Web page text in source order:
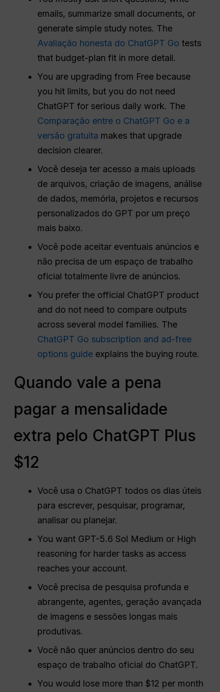
emails, summarize small documents, or
generate simple study notes. The
Avaliação honesta do ChatGPT Go tests
that budget-plan fit in more detail.
You are upgrading from Free because
you hit limits, but you do not need
ChatGPT for serious daily work. The
Comparação entre o ChatGPT Go e a
versão gratuita makes that upgrade
decision clearer.
Você deseja ter acesso a mais uploads
de arquivos, criação de imagens, análise
de dados, memória, projetos e recursos
personalizados do GPT por um preço
mais baixo.
Você pode aceitar eventuais anúncios e
não precisa de um espaço de trabalho
oficial totalmente livre de anúncios.
You prefer the official ChatGPT product
and do not need to compare outputs
across several model families. The
ChatGPT Go subscription and ad-free
options guide explains the buying route.
Quando vale a pena
pagar a mensalidade
extra pelo ChatGPT Plus
$12
Você usa o ChatGPT todos os dias úteis
para escrever, pesquisar, programar,
analisar ou planejar.
You want GPT-5.6 Sol Medium or High
reasoning for harder tasks as access
reaches your account.
Você precisa de pesquisa profunda e
abrangente, agentes, geração avançada
de imagens e sessões longas mais
produtivas.
Você não quer anúncios dentro do seu
espaço de trabalho oficial do ChatGPT.
You would lose more than $12 per month